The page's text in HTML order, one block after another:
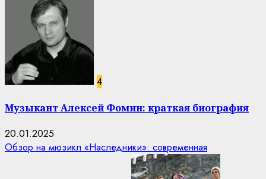
4
Музыкант Алексей Фомин: краткая биография
20.01.2025
Обзор на мюзикл «Наследники»: современная